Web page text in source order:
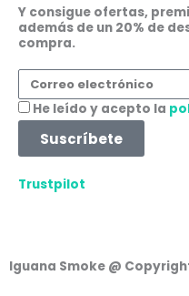
o
k
r
a
m
p
p
Y consigue ofertas,
además de un 20% de
compra.
Correo
electrónico
Aceptación
He leído y acepto la
Suscríbete
Trustpilot
Iguana Smoke @